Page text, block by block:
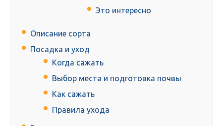
Это интересно
Описание сорта
Посадка и уход
Когда сажать
Выбор места и подготовка почвы
Как сажать
Правила ухода